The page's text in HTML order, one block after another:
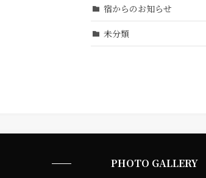
宿からのお知らせ
未分類
PHOTO GALLERY